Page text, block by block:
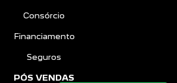
Consórcio
Financiamento
Seguros
PÓS VENDAS